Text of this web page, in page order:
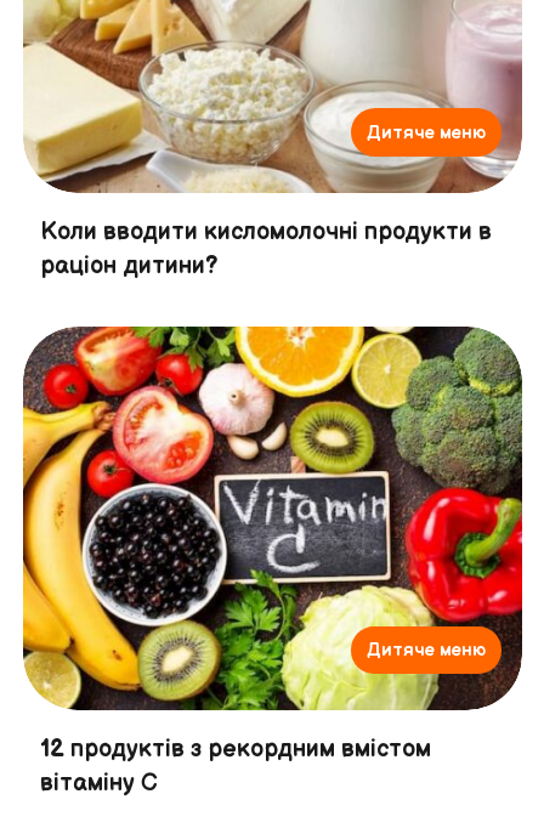
Дитяче меню
Коли вводити кисломолочні продукти в
раціон дитини?
Дитяче меню
12 продуктів з рекордним вмістом
вітаміну С